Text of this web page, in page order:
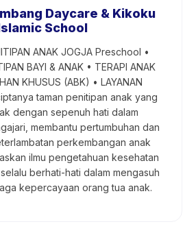
Daycare & Kikoku
School
ANAK JOGJA Preschool •
BAYI & ANAK • TERAPI ANAK
KHUSUS (ABK) • LAYANAN
taman penitipan anak yang
dengan sepenuh hati dalam
membantu pertumbuhan dan
perkembangan anak
ilmu pengetahuan kesehatan
berhati-hati dalam mengasuh
kepercayaan orang tua anak.